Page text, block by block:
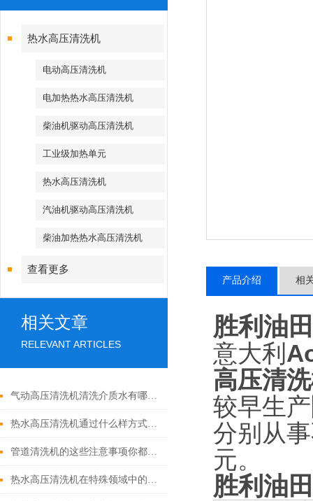
热水高压清洗机
电动高压清洗机
电加热热水高压清洗机
柴油机驱动高压清洗机
工业级加热单元
热水高压清洗机
汽油机驱动高压清洗机
柴油加热热水高压清洗机
查看更多
相关文章
RELEVANT ARTICLES
气动高压清洗机清洗介质水有哪些优点
热水高压清洗机通过什么样方式来实现增压呢
管道清洗机的这些注意事项你都落实到位了吗
热水高压清洗机在特殊领域中的应用
产品介绍 相
胜利油
意大利
高压清
较早生产
分别从
元。
胜利油